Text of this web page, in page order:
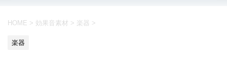
HOME > 効果音素材 > 楽器 >
楽器